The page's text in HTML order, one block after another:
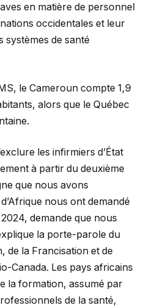
en matière de personnel
occidentales et leur
systèmes de santé
le Cameroun compte 1,9
alors que le Québec
les infirmiers d’État
à partir du deuxième
que nous avons
nous ont demandé
demande que nous
la porte-parole du
de la Francisation et de
Canada. Les pays africains
la formation, assumé par
de la santé,